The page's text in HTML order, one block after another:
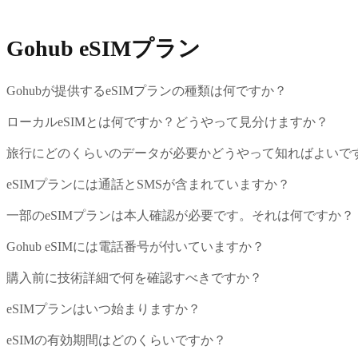
Gohub eSIMプラン
Gohubが提供するeSIMプランの種類は何ですか？
ローカルeSIMとは何ですか？どうやって見分けますか？
旅行にどのくらいのデータが必要かどうやって知ればよいで
eSIMプランには通話とSMSが含まれていますか？
一部のeSIMプランは本人確認が必要です。それは何ですか？
Gohub eSIMには電話番号が付いていますか？
購入前に技術詳細で何を確認すべきですか？
eSIMプランはいつ始まりますか？
eSIMの有効期間はどのくらいですか？